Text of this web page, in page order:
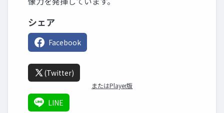
シェア
Facebook
(Twitter)
またはPlayer版
LINE